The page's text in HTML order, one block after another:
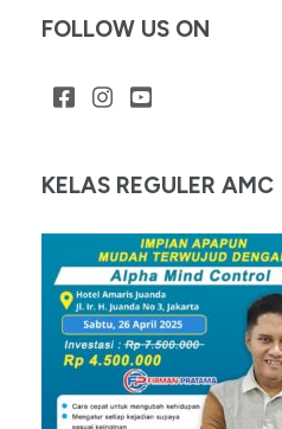
FOLLOW US ON
KELAS REGULER AMC